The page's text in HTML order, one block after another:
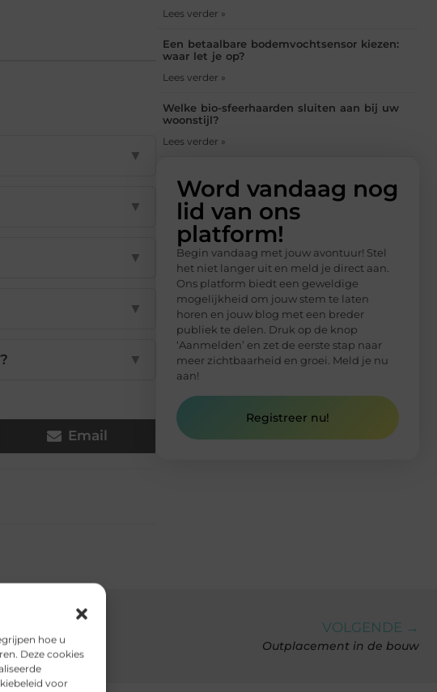
hoe u
Deze cookies
voor
▼
▼
▼
▼
▼
Email
Lees verder »
Een betaalbare bodemvochtsensor kiezen:
waar let je op?
Lees verder »
Welke bio-sfeerhaarden sluiten aan bij uw
woonstijl?
Lees verder »
Word vandaag nog
lid van ons
platform!
Begin vandaag met jouw avontuur! Stel
het niet langer uit en meld je direct aan.
Ons platform biedt een geweldige
mogelijkheid om jouw stem te laten
horen en jouw blog met een breder
publiek te delen. Druk op de knop
‘Aanmelden’ en zet de eerste stap naar
meer zichtbaarheid en groei. Meld je nu
aan!
Registreer nu!
VOLGENDE →
Outplacement in de bouw